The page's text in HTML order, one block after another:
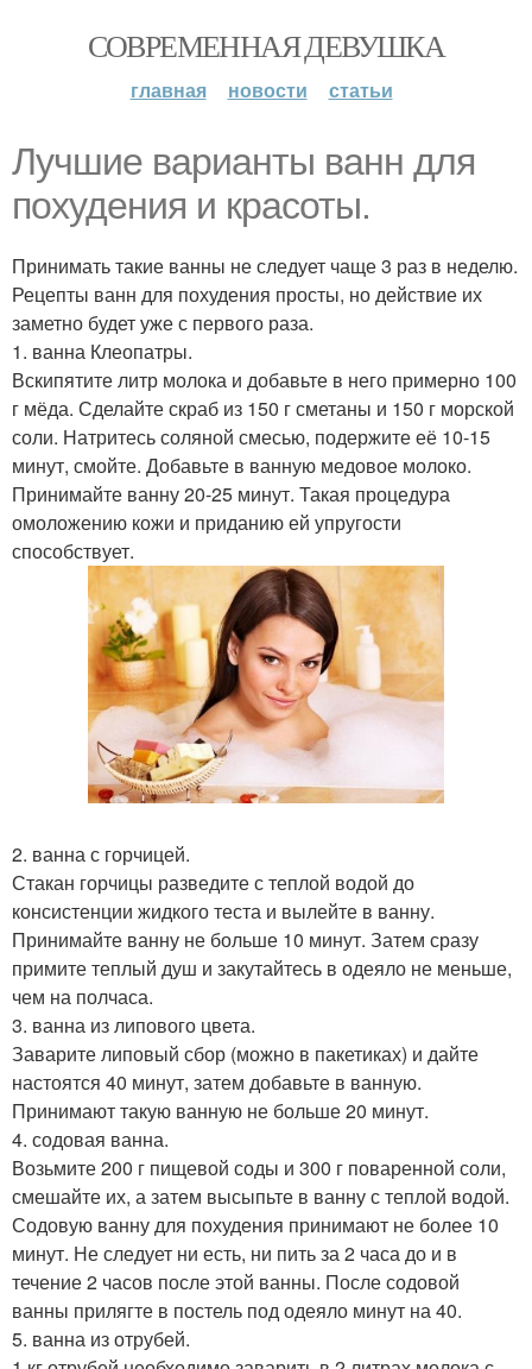
СОВРЕМЕННАЯ ДЕВУШКА
главная новости статьи
Лучшие варианты ванн для
похудения и красоты.
Принимать такие ванны не следует чаще 3 раз в неделю.
Рецепты ванн для похудения просты, но действие их
заметно будет уже с первого раза.
1. ванна Клеопатры.
Вскипятите литр молока и добавьте в него примерно 100
г мёда. Сделайте скраб из 150 г сметаны и 150 г морской
соли. Натритесь соляной смесью, подержите её 10-15
минут, смойте. Добавьте в ванную медовое молоко.
Принимайте ванну 20-25 минут. Такая процедура
омоложению кожи и приданию ей упругости
способствует.
2. ванна с горчицей.
Стакан горчицы разведите с теплой водой до
консистенции жидкого теста и вылейте в ванну.
Принимайте ванну не больше 10 минут. Затем сразу
примите теплый душ и закутайтесь в одеяло не меньше,
чем на полчаса.
3. ванна из липового цвета.
Заварите липовый сбор (можно в пакетиках) и дайте
настоятся 40 минут, затем добавьте в ванную.
Принимают такую ванную не больше 20 минут.
4. содовая ванна.
Возьмите 200 г пищевой соды и 300 г поваренной соли,
смешайте их, а затем высыпьте в ванну с теплой водой.
Содовую ванну для похудения принимают не более 10
минут. Не следует ни есть, ни пить за 2 часа до и в
течение 2 часов после этой ванны. После содовой
ванны прилягте в постель под одеяло минут на 40.
5. ванна из отрубей.